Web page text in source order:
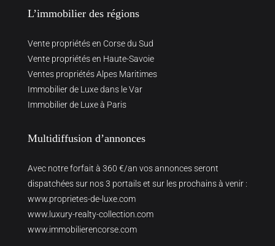
L’immobilier des régions
Vente propriétés en Corse du Sud
Vente propriétés en Haute-Savoie
Ventes propriétés Alpes Maritimes
Immobilier de Luxe dans le Var
Immobilier de Luxe à Paris
Multidiffusion d’annonces
Avec notre forfait à 360 €/an vos annonces seront
dispatchées sur nos 3 portails et sur les prochains à venir :
www.proprietes-de-luxe.com
www.luxury-realty-collection.com
www.immobilierencorse.com